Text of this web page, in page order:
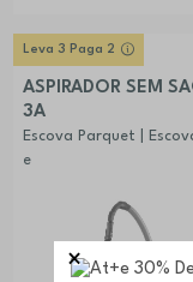
Leva 3 Paga 2
ASPIRADOR SEM
3A
Escova Parquet |
e